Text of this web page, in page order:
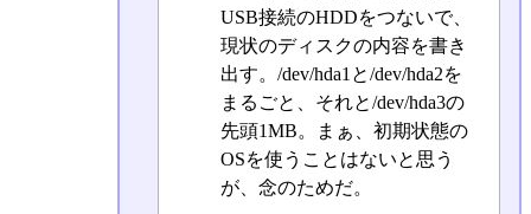
USB接続のHDDをつないで、
現状のディスクの内容を書き
出す。/dev/hda1と/dev/hda2を
まるごと、それと/dev/hda3の
先頭1MB。まぁ、初期状態の
OSを使うことはないと思う
が、念のためだ。